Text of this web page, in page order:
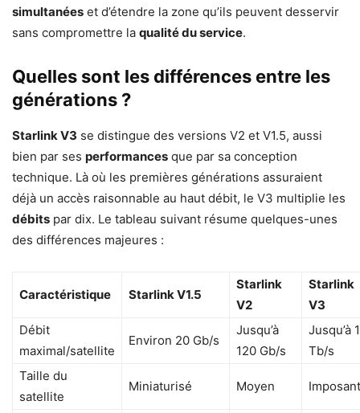
simultanées et d’étendre la zone qu’ils peuvent desservir
sans compromettre la qualité du service.
Quelles sont les différences entre les
générations ?
Starlink V3 se distingue des versions V2 et V1.5, aussi
bien par ses performances que par sa conception
technique. Là où les premières générations assuraient
déjà un accès raisonnable au haut débit, le V3 multiplie les
débits par dix. Le tableau suivant résume quelques-unes
des différences majeures :
Caractéristique Starlink V1.5
Starlink
V2
Starlink
V3
Débit
maximal/satellite
Environ 20 Gb/s
Jusqu’à
120 Gb/s
Jusqu’à 1
Tb/s
Taille du
satellite
Miniaturisé Moyen Imposant